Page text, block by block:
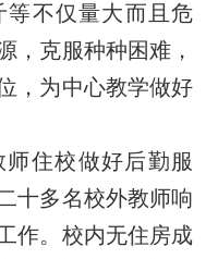
等不仅量大而且危
，克服种种困难，
，为中心教学做好
住校做好后勤服
十多名校外教师响
作。校内无住房成